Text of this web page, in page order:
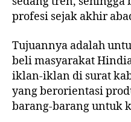
profesi sejak akhir
Tujuannya adalah
beli masyarakat
iklan-iklan di surat
yang berorientasi
barang-barang untuk